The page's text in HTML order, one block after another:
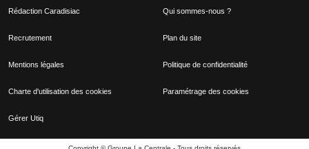
Rédaction Caradisiac Qui sommes-nous ?
Recrutement Plan du site
Mentions légales Politique de confidentialité
Charte d'utilisation des cookies Paramétrage des cookies
Gérer Utiq